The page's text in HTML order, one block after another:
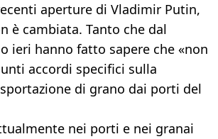
aperture di Vladimir Putin,
è cambiata. Tanto che dal
ieri hanno fatto sapere che «non
accordi specifici sulla
di grano dai porti del
nei porti e nei granai